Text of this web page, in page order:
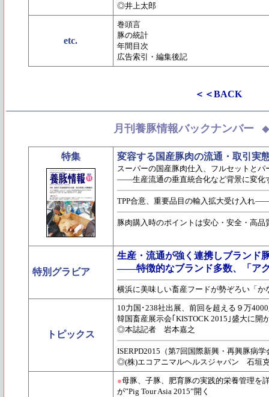
◎井上太郎
etc.
巻頭言
豚の統計
年間目次
広告索引・編集後記
＜＜BACK
月刊養豚情報バックナンバー
特集 変容する国産豚肉の流通・取引実
スーパーの国産豚肉仕入、フルセットとパ
――生産流通の垂直統合化など背景に変化
TPP合意、重要品目の輸入拡大受け入れ
豚肉購入時のポイントは安心・安全・高
特別グラビア
生産・流通が強く連携しブランド
――特徴的なブランド多数、「ア
横浜に美味しい畜産フードが勢ぞろい「
トピックス
10力国･238社出展、前回を超える９万
韓国畜産展示会｢KISTOCK 2015｣盛大に開
◎本誌記者 岩本嘉之
ISERPD2015（第7回国際新興・再興豚病
◎(株)エコアニマルヘルスジャパン 石垣
●母豚、子豚、肥育豚の実践的栄養管理を
が”Pig Tour Asia 2015”開く